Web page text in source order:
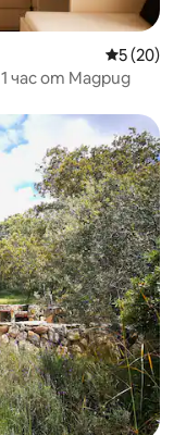
Средна
5 (20)
1 час от Мадрид